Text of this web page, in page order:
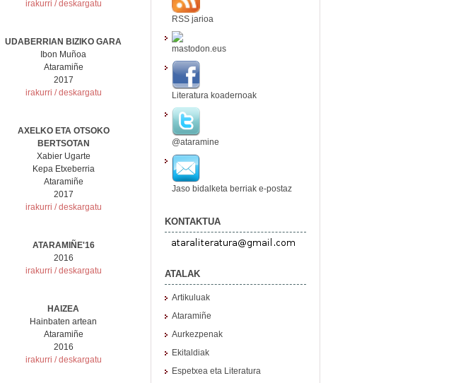
irakurri / deskargatu
UDABERRIAN BIZIKO GARA
Ibon Muñoa
Ataramiñe
2017
irakurri / deskargatu
AXELKO ETA OTSOKO
BERTSOTAN
Xabier Ugarte
Kepa Etxeberria
Ataramiñe
2017
irakurri / deskargatu
ATARAMIÑE'16
2016
irakurri / deskargatu
HAIZEA
Hainbaten artean
Ataramiñe
2016
irakurri / deskargatu
RSS jarioa
mastodon.eus
Literatura koadernoak
@ataramine
Jaso bidalketa berriak e-postaz
KONTAKTUA
ATALAK
Artikuluak
Ataramiñe
Aurkezpenak
Ekitaldiak
Espetxea eta Literatura